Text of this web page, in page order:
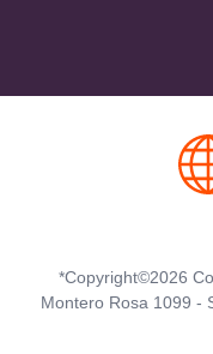
*Copyright©2026
Montero Rosa 1099 -